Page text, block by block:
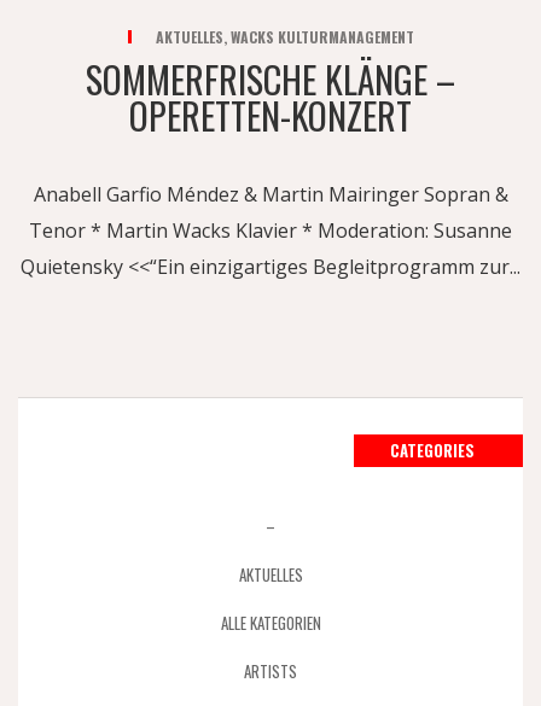
AKTUELLES,WACKS KULTURMANAGEMENT
SOMMERFRISCHE KLÄNGE –
OPERETTEN-KONZERT
Anabell Garfio Méndez & Martin Mairinger Sopran &
Tenor * Martin Wacks Klavier * Moderation: Susanne
Quietensky <<“Ein einzigartiges Begleitprogramm zur...
CATEGORIES
–
AKTUELLES
ALLE KATEGORIEN
ARTISTS